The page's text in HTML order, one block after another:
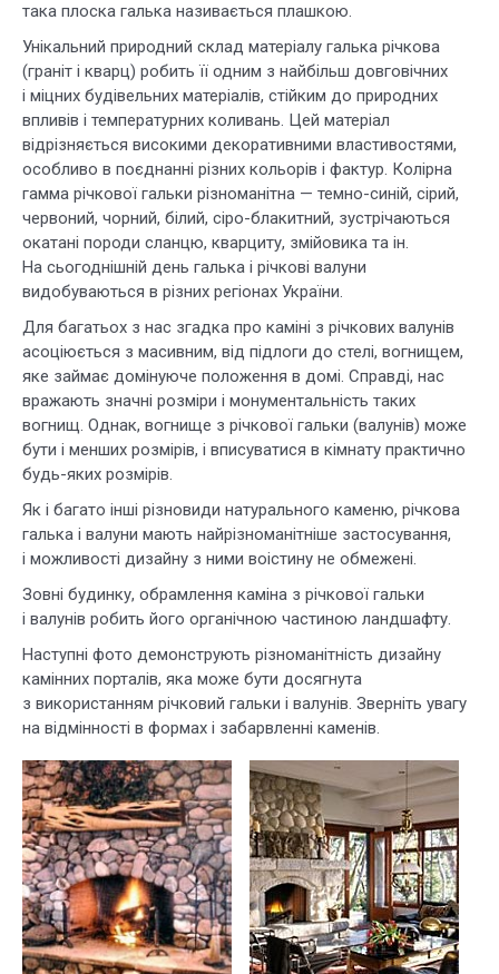
така плоска галька називається плашкою.
Унікальний природний склад матеріалу галька річкова
(граніт і кварц) робить її одним з найбільш довговічних
і міцних будівельних матеріалів, стійким до природних
впливів і температурних коливань. Цей матеріал
відрізняється високими декоративними властивостями,
особливо в поєднанні різних кольорів і фактур. Колірна
гамма річкової гальки різноманітна — темно-синій, сірий,
червоний, чорний, білий, сіро-блакитний, зустрічаються
окатані породи сланцю, кварциту, змійовика та ін.
На сьогоднішній день галька і річкові валуни
видобуваються в різних регіонах України.
Для багатьох з нас згадка про каміні з річкових валунів
асоціюється з масивним, від підлоги до стелі, вогнищем,
яке займає домінуюче положення в домі. Справді, нас
вражають значні розміри і монументальність таких
вогнищ. Однак, вогнище з річкової гальки (валунів) може
бути і менших розмірів, і вписуватися в кімнату практично
будь-яких розмірів.
Як і багато інші різновиди натурального каменю, річкова
галька і валуни мають найрізноманітніше застосування,
і можливості дизайну з ними воістину не обмежені.
Зовні будинку, обрамлення каміна з річкової гальки
і валунів робить його органічною частиною ландшафту.
Наступні фото демонструють різноманітність дизайну
камінних порталів, яка може бути досягнута
з використанням річковий гальки і валунів. Зверніть увагу
на відмінності в формах і забарвленні каменів.